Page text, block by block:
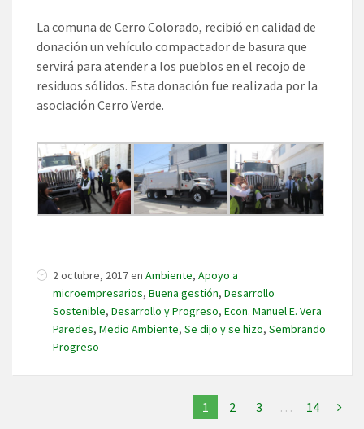
La comuna de Cerro Colorado, recibió en calidad de
donación un vehículo compactador de basura que
servirá para atender a los pueblos en el recojo de
residuos sólidos. Esta donación fue realizada por la
asociación Cerro Verde.
2 octubre, 2017en Ambiente, Apoyo a
microempresarios, Buena gestión, Desarrollo
Sostenible, Desarrollo y Progreso, Econ. Manuel E. Vera
Paredes, Medio Ambiente, Se dijo y se hizo, Sembrando
Progreso
1 2 3 … 14